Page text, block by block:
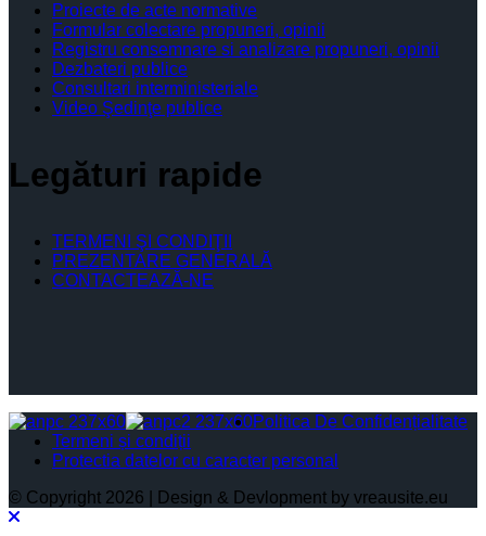
Proiecte de acte normative
Formular colectare propuneri, opinii
Registru consemnare si analizare propuneri, opinii
Dezbateri publice
Consultari interministeriale
Video Şedinţe publice
Legături rapide
TERMENI ŞI CONDIŢII
PREZENTARE GENERALĂ
CONTACTEAZĂ-NE
Politica De Confidențialitate
Termeni și condiții
Protectia datelor cu caracter personal
© Copyright 2026 | Design & Devlopment by vreausite.eu